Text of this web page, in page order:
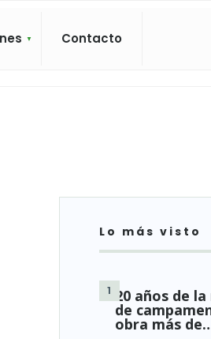
Contacto
Lo más visto
20 años de
de
obra más